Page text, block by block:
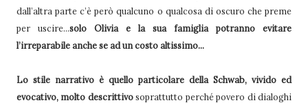
dall’altra parte c’è però qualcuno o qualcosa di oscuro che preme
per uscire...solo Olivia e la sua famiglia potranno evitare
l’irreparabile anche se ad un costo altissimo...
Lo stile narrativo è quello particolare della Schwab, vivido ed
evocativo, molto descrittivosoprattutto perché povero di dialoghi